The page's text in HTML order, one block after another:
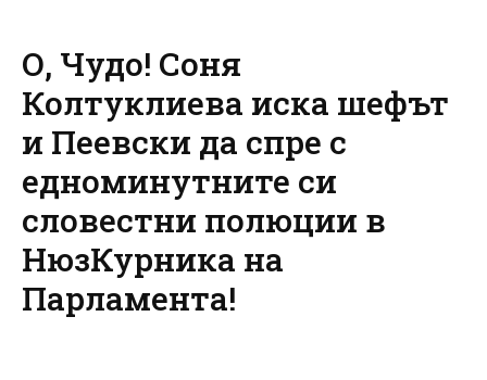
О, Чудо! Соня
Колтуклиева иска шефът
и Пеевски да спре с
едноминутните си
словестни полюции в
НюзКурника на
Парламента!